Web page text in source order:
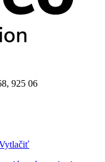
925 06